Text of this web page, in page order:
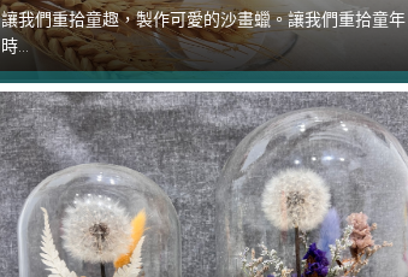
讓我們重拾童趣，製作可愛的沙畫蠟。讓我們重拾童年
時...